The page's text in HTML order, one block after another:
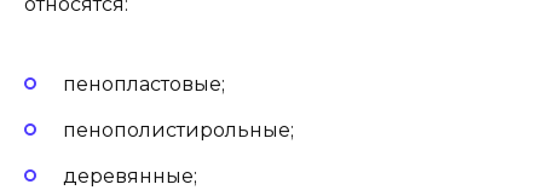
относятся:
пенопластовые;
пенополистирольные;
деревянные;